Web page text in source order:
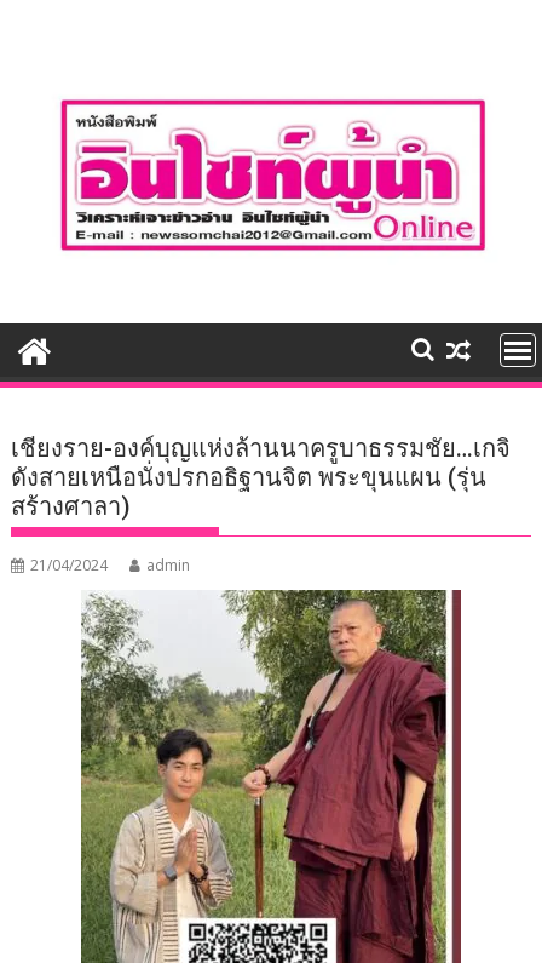
เชียงราย-องค์บุญแห่งล้านนาครูบาธรรมชัย…เกจิ
ดังสายเหนือนั่งปรกอธิฐานจิต พระขุนแผน (รุ่น
สร้างศาลา)
21/04/2024 admin